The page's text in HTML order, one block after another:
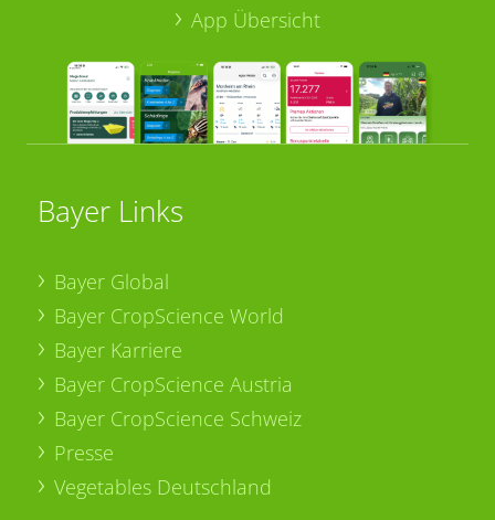
App Übersicht
Bayer Links
Bayer Global
Bayer CropScience World
Bayer Karriere
Bayer CropScience Austria
Bayer CropScience Schweiz
Presse
Vegetables Deutschland